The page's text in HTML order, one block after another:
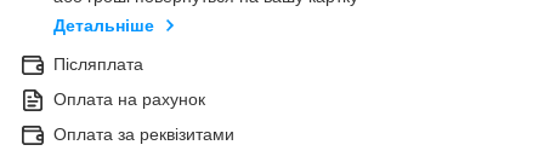
Детальніше
Післяплата
Оплата на рахунок
Оплата за реквізитами